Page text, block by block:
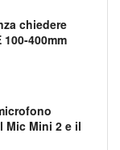
chiedere
400mm
Mic Mini 2 e il